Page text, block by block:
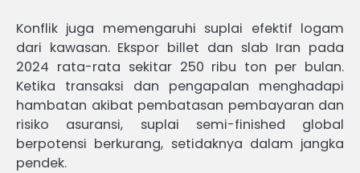
Konflik juga memengaruhi suplai efektif logam
dari kawasan. Ekspor billet dan slab Iran pada
2024 rata-rata sekitar 250 ribu ton per bulan.
Ketika transaksi dan pengapalan menghadapi
hambatan akibat pembatasan pembayaran dan
risiko asuransi, suplai semi-finished global
berpotensi berkurang, setidaknya dalam jangka
pendek.